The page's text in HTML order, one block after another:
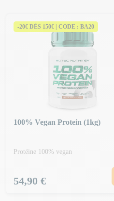
-20€ DÈS 150€ | CODE : BA20
100% Vegan Protein (1kg)
Protéine 100% vegan
Prix
54,90 €